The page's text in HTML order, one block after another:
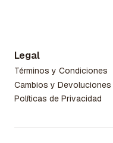
Legal
Términos y Condiciones
Cambios y Devoluciones
Políticas de Privacidad